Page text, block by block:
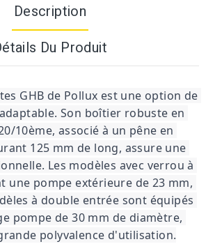
Description
Du Produit
GHB de Pollux est une option de
Son boîtier robuste en
10ème, associé à un pêne en
125 mm de long, assure une
Les modèles avec verrou à
une pompe extérieure de 23 mm,
à double entrée sont équipés
pompe de 30 mm de diamètre,
polyvalence d'utilisation.